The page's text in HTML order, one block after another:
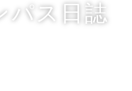
パス日誌